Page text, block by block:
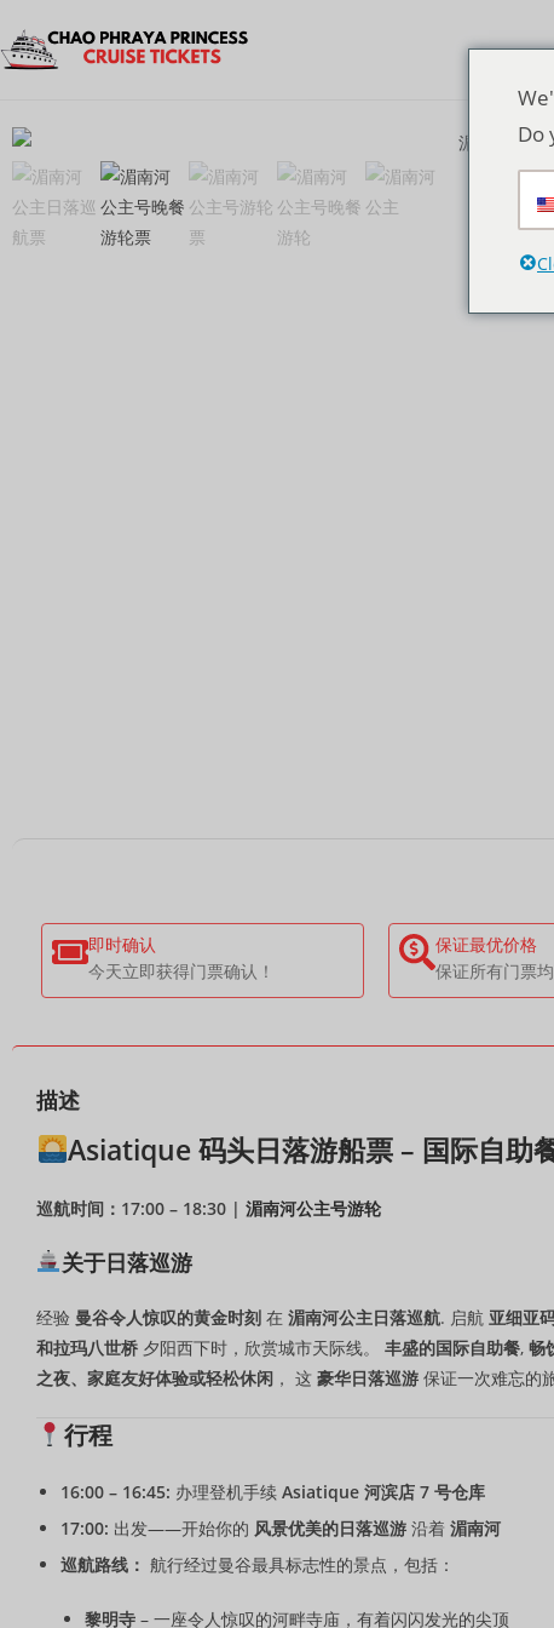
即时确认
今天立即获得门票确认！
保证最优价格
保证所有门票
描述
Asiatique 码头日落游船票 – 国际自助
巡航时间：17:00 – 18:30 | 湄南河公主号游轮
关于日落巡游
经验 曼谷令人惊叹的黄金时刻 在 湄南河公主日落巡航. 启航 亚细亚
和拉玛八世桥 夕阳西下时，欣赏城市天际线。 丰盛的国际自助餐, 畅
之夜、家庭友好体验或轻松休闲 ， 这 豪华日落巡游 保证一次难忘的旅
行程
16:00 – 16:45: 办理登机手续 Asiatique 河滨店 7 号仓库
17:00: 出发——开始你的 风景优美的日落巡游 沿着 湄南河
巡航路线： 航行经过曼谷最具标志性的景点，包括：
黎明寺 – 一座令人惊叹的河畔寺庙，有着闪闪发光的尖顶
Do